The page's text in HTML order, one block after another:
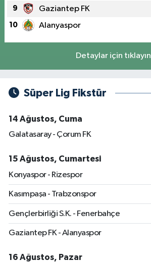
9 Gaziantep FK
10 Alanyaspor
Detaylar için tıklayın
Süper Lig Fikstür
14 Ağustos, Cuma
Galatasaray - Çorum FK
15 Ağustos, Cumartesi
Konyaspor - Rizespor
Kasımpaşa - Trabzonspor
Gençlerbirliği S.K. - Fenerbahçe
Gaziantep FK - Alanyaspor
16 Ağustos, Pazar